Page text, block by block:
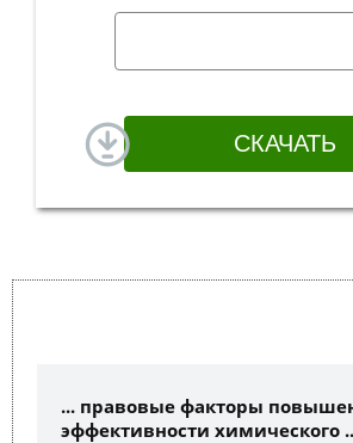
... правовые факторы
эффективности химического